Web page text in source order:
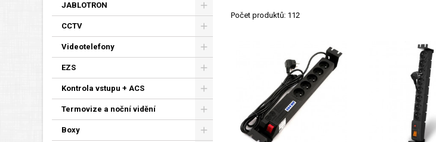
JABLOTRON
CCTV
Videotelefony
EZS
Kontrola vstupu + ACS
Termovize a noční vidění
Boxy
Počet produktů: 112